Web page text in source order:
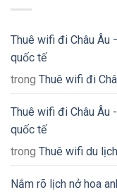
Thuê wifi đi Châu Âu
quốc tế
trong Thuê wifi đi
Thuê wifi đi Châu Âu
quốc tế
trong Thuê wifi du
Nắm rõ lịch nở hoa